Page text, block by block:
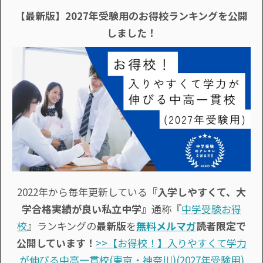
【最新版】2027年受験用のお得校ランキングを公開
しました！
2022年から毎年更新している 『入学しやすくて、大
学合格実績が良い私立中学』 通称『中学受験お得
校』ランキングの最新版を無料メルマガ読者限定で
公開しています！ >>【お得校！】入りやすくて学力
が伸びる中高一貫校(東京・神奈川)(2027年受験用)